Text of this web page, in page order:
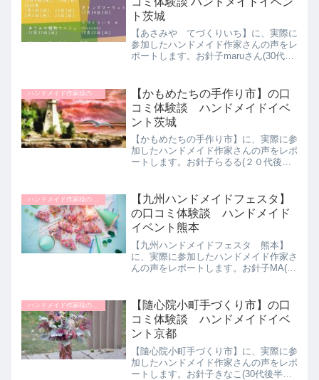
ト茨城
【あさみや てづくりいち】に、実際に
参加したハンドメイド作家さんの声をレ
ポートします。お針子maruさん(30代前
出店していて、誘っていただきました。
以前違うイベントで...
ハンドメイド作家様のイベント体験談
【かもめたちの手作り市】の口
コミ体験談 ハンドメイドイベ
ント茨城
【かもめたちの手作り市】に、実際に参
加したハンドメイド作家さんの声をレポ
ートします。お針子らるる(２０代後半)
月、イベントやマルシェ に出店してみ
たいと強く思うようにな...
ハンドメイド作家様のイベント体験談
【九州ハンドメイドフェスタ】
の口コミ体験談 ハンドメイド
イベント熊本
【九州ハンドメイドフェスタ 熊本】
に、実際に参加したハンドメイド作家さ
んの声をレポートします。お針子MA(40
いの出展者に誘われて参加しました。イ
ベント自体は大小様々...
ハンドメイド作家様のイベント体験談
【隨心院小町手づくり市】の口
コミ体験談 ハンドメイドイベ
ント京都
【隨心院小町手づくり市】に、実際に参
加したハンドメイド作家さんの声をレポ
ートします。お針子きなこ(30代後半女